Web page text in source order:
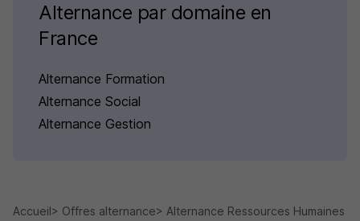
Alternance par domaine en
France
Alternance Formation
Alternance Social
Alternance Gestion
Accueil Offres alternance
Alternance Ressources Humaines